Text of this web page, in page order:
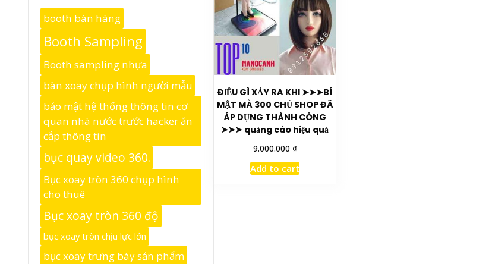
ĐIỀU GÌ XẢY RA KHI ➤➤➤BÍ
MẬT MÀ 300 CHỦ SHOP ĐÃ
ÁP DỤNG THÀNH CÔNG
➤➤➤ quảng cáo hiệu quả
9.000.000 ₫
Add to cart
booth bán hàng
Booth Sampling
Booth sampling nhựa
bàn xoay chụp hình người mẫu
bảo mật hệ thống thông tin cơ
quan nhà nước trước hacker ăn
cắp thông tin
bục quay video 360.
Bục xoay tròn 360 chụp hình
cho thuê
Bục xoay tròn 360 độ
bục xoay tròn chịu lực lớn
bục xoay trưng bày sản phẩm